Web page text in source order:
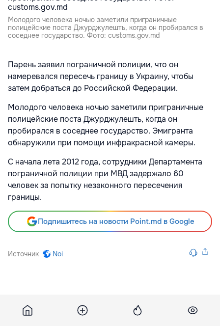
Молодого человека ночью заметили приграничные
полицейские поста Джурджулешть, когда он пробирался в
соседнее государство. Фото: customs.gov.md
Парень заявил пограничной полиции, что он
намеревался пересечь границу в Украину, чтобы
затем добраться до Российской Федерации.
Молодого человека ночью заметили приграничные
полицейские поста Джурджулешть, когда он
пробирался в соседнее государство. Эмигранта
обнаружили при помощи инфракрасной камеры.
С начала лета 2012 года, сотрудники Департамента
пограничной полиции при МВД задержало 60
человек за попытку незаконного пересечения
границы.
Подпишитесь на новости Point.md в Google
Источник Noi